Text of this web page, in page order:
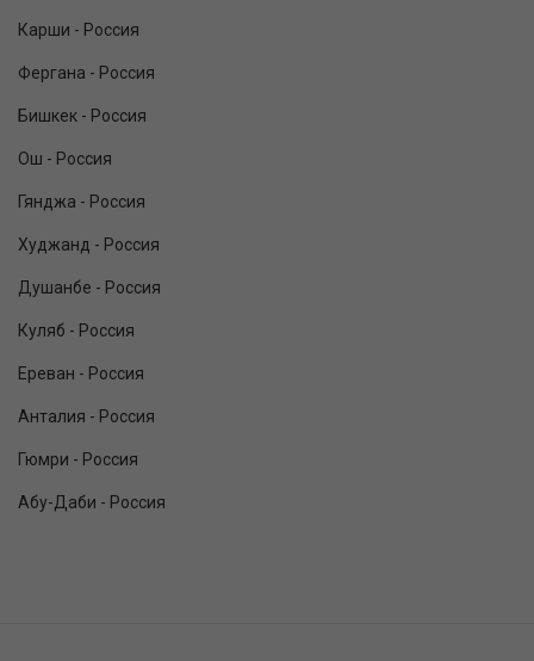
Карши - Россия
Фергана - Россия
Бишкек - Россия
Ош - Россия
Гянджа - Россия
Худжанд - Россия
Душанбе - Россия
Куляб - Россия
Ереван - Россия
Анталия - Россия
Гюмри - Россия
Абу-Даби - Россия